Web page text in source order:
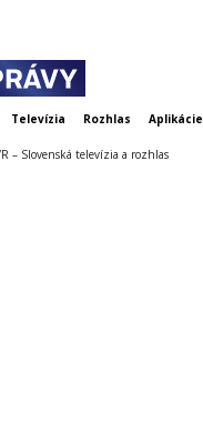
Televízia Rozhlas Aplikácie
– Slovenská televízia a rozhlas